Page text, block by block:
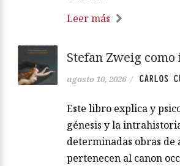
Leer más
Stefan Zweig
agosto 10, 2026 / CARLOS
Este libro explica y
génesis y la
determinadas obras de
pertenecen al canon